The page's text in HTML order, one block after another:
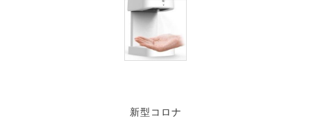
新型コロナ